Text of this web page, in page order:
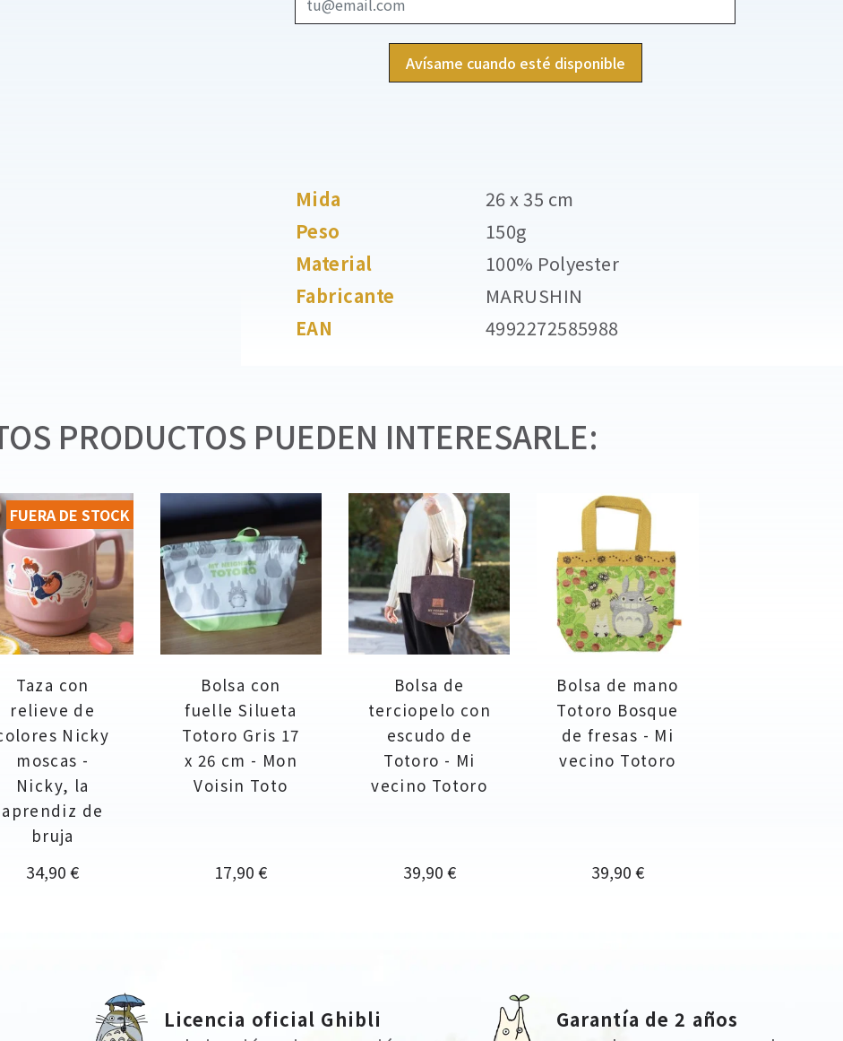
Avísame cuando esté disponible
Mida
26 x 35 cm
Peso
150g
Material
100% Polyester
Fabricante
MARUSHIN
EAN
4992272585988
PRODUCTOS PUEDEN INTERESARLE:
Taza con
relieve de
Nicky
moscas -
Nicky, la
aprendiz de
bruja
Precio
34,90 €
FUERA DE STOCK
Bolsa con
fuelle Silueta
Totoro Gris 17
x 26 cm - Mon
Voisin Toto
Precio
17,90 €
Bolsa de
terciopelo con
escudo de
Totoro - Mi
vecino Totoro
Precio
39,90 €
Bolsa de mano
Totoro Bosque
de fresas - Mi
vecino Totoro
Precio
39,90 €
Licencia oficial Ghibli
Garantía de 2 años